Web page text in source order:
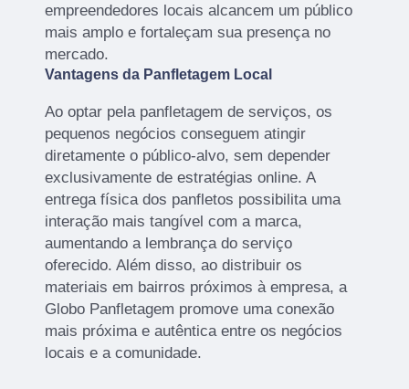
empreendedores locais alcancem um público
mais amplo e fortaleçam sua presença no
mercado.
Vantagens da Panfletagem Local
Ao optar pela panfletagem de serviços, os
pequenos negócios conseguem atingir
diretamente o público-alvo, sem depender
exclusivamente de estratégias online. A
entrega física dos panfletos possibilita uma
interação mais tangível com a marca,
aumentando a lembrança do serviço
oferecido. Além disso, ao distribuir os
materiais em bairros próximos à empresa, a
Globo Panfletagem promove uma conexão
mais próxima e autêntica entre os negócios
locais e a comunidade.